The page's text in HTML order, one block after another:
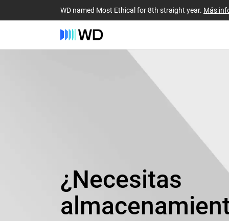
WD named Most Ethical for 8th straight year. Más
¿Necesitas